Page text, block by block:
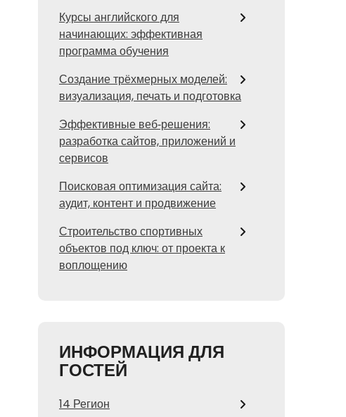
Курсы английского для
начинающих: эффективная
программа обучения
Создание трёхмерных моделей:
визуализация, печать и подготовка
Эффективные веб‑решения:
разработка сайтов, приложений и
сервисов
Поисковая оптимизация сайта:
аудит, контент и продвижение
Строительство спортивных
объектов под ключ: от проекта к
воплощению
ИНФОРМАЦИЯ ДЛЯ
ГОСТЕЙ
14 Регион